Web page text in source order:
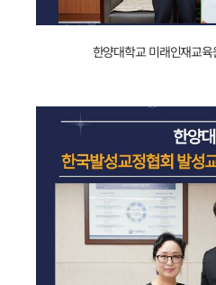
국가평생진흥원장상
수상
언론기사.jpg
한양대학교 미래인재교